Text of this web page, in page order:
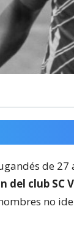
de 27
del club SC
no